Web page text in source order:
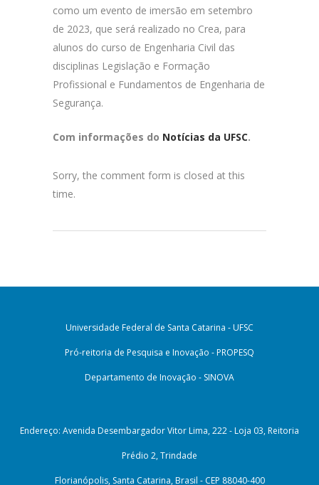
como um evento de imersão em setembro
de 2023, que será realizado no Crea, para
alunos do curso de Engenharia Civil das
disciplinas Legislação e Formação
Profissional e Fundamentos de Engenharia de
Segurança.
Com informações do Notícias da UFSC.
Sorry, the comment form is closed at this
time.
Universidade Federal de Santa Catarina - UFSC
Pró-reitoria de Pesquisa e Inovação - PROPESQ
Departamento de Inovação - SINOVA
Endereço: Avenida Desembargador Vitor Lima, 222 - Loja 03, Reitoria
Prédio 2, Trindade
Florianópolis, Santa Catarina, Brasil - CEP 88040-400